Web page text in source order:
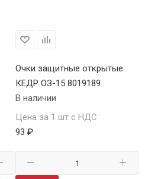
Очки защитные открытые
КЕДР ОЗ-15 8019189
В наличии
Цена за 1 шт с НДС
93 ₽